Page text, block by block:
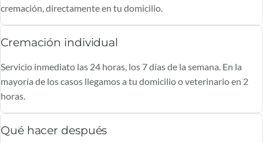
cremación, directamente en tu domicilio.
Cremación individual
Servicio inmediato las 24 horas, los 7 días de la semana. En la
mayoría de los casos llegamos a tu domicilio o veterinario en 2
horas.
Qué hacer después